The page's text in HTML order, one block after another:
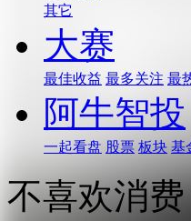
其它
大赛
最佳收益 最多关注 最
阿牛智投
一起看盘 股票 板块 基
不喜欢消